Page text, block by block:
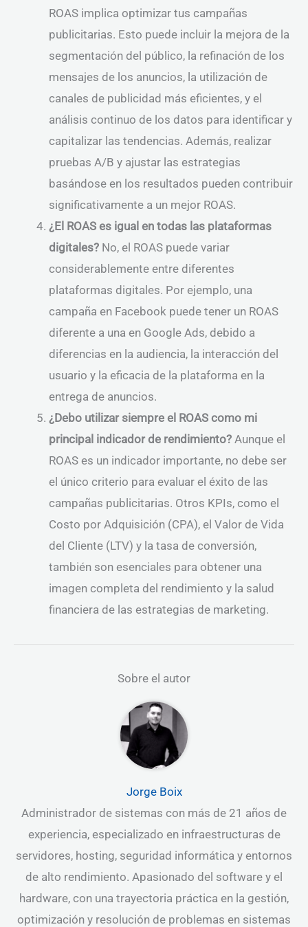
ROAS implica optimizar tus campañas
publicitarias. Esto puede incluir la mejora de la
segmentación del público, la refinación de los
mensajes de los anuncios, la utilización de
canales de publicidad más eficientes, y el
análisis continuo de los datos para identificar y
capitalizar las tendencias. Además, realizar
pruebas A/B y ajustar las estrategias
basándose en los resultados pueden contribuir
significativamente a un mejor ROAS.
¿El ROAS es igual en todas las plataformas
digitales? No, el ROAS puede variar
considerablemente entre diferentes
plataformas digitales. Por ejemplo, una
campaña en Facebook puede tener un ROAS
diferente a una en Google Ads, debido a
diferencias en la audiencia, la interacción del
usuario y la eficacia de la plataforma en la
entrega de anuncios.
¿Debo utilizar siempre el ROAS como mi
principal indicador de rendimiento? Aunque el
ROAS es un indicador importante, no debe ser
el único criterio para evaluar el éxito de las
campañas publicitarias. Otros KPIs, como el
Costo por Adquisición (CPA), el Valor de Vida
del Cliente (LTV) y la tasa de conversión,
también son esenciales para obtener una
imagen completa del rendimiento y la salud
financiera de las estrategias de marketing.
Sobre el autor
Jorge Boix
Administrador de sistemas con más de 21 años de
experiencia, especializado en infraestructuras de
servidores, hosting, seguridad informática y entornos
de alto rendimiento. Apasionado del software y el
hardware, con una trayectoria práctica en la gestión,
optimización y resolución de problemas en sistemas